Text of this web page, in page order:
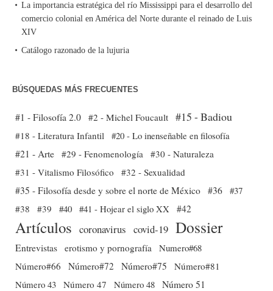
La importancia estratégica del río Mississippi para el desarrollo del
comercio colonial en América del Norte durante el reinado de Luis
XIV
Catálogo razonado de la lujuria
BÚSQUEDAS MÁS FRECUENTES
#1 - Filosofía 2.0 #2 - Michel Foucault #15 - Badiou
#18 - Literatura Infantil #20 - Lo inenseñable en filosofía
#21 - Arte #29 - Fenomenología
#30 - Naturaleza
#31 - Vitalismo Filosófico
#32 - Sexualidad
#35 - Filosofía desde y sobre el norte de México #36 #37
#38
#39 #40 #41 - Hojear el siglo XX #42
Artículos coronavirus covid-19 Dossier
Entrevistas erotismo y pornografía
Numero#68
Número#66
Número#72 Número#75
Número#81
Número 43 Número 47 Número 48 Número 51